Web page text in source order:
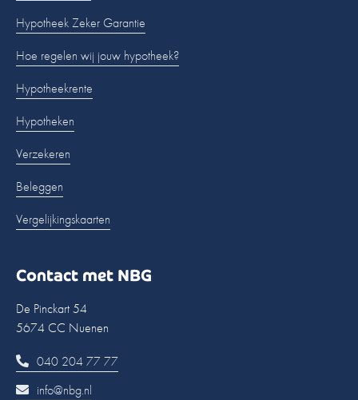
Hypotheek Zeker Garantie
Hoe regelen wij jouw hypotheek?
Hypotheekrente
Hypotheken
Verzekeren
Beleggen
Vergelijkingskaarten
Contact met NBG
De Pinckart 54
5674 CC Nuenen
040 204 77 77
info@nbg.nl